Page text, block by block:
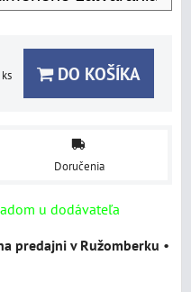
ks DO KOŠÍKA
Doručenia
u dodávateľa
predajni v Ružomberku •